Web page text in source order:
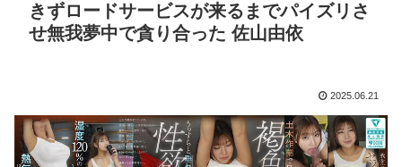
きずロードサービスが来るまでパイズリさ
せ無我夢中で貪り合った 佐山由依
2025.06.21